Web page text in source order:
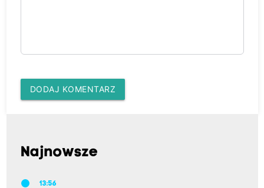
DODAJ KOMENTARZ
Najnowsze
13:56